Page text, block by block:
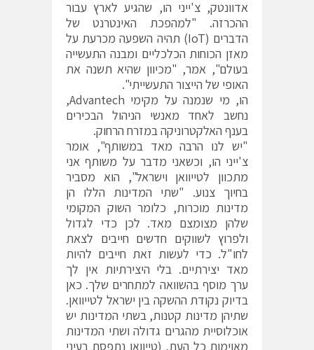
אדוונטק, צ'ייני הו, שהגיע לארץ עבור
ההכרזה. "למהפכת האינטרנט של
הדברים (IoT) תהיה השפעה מכרעת על
מאזן הכוחות הכלכליים ומבנה התעשייה
בעולם", אמר, "מכיוון שהיא תשנה את
האופי של הייצור התעשייתי".
הו, מי שנמנה על מקימי Advantech,
נחשב לאחד מאנשי הניהול הבכירים
בענף האלקטרוניקה במזרח הרחוק.
"יש לנו הרבה מאד במשותף", אומר
צ'ייני הו, וכשאני מדבר על משותף אני
מתכוון לטייוואן וישראל", הוא מסביר
בחיוך צנוע. "שתי המדינות הללו הן
מדינות מוכרות, כלומר השוק המקומי
שלהן מצומצם מאד. לכן כדי לגדול
ולפרוץ לשווקים חדשים חייבים לצאת
לחו"ל. כדי לעשות זאת חייבים להיות
מאד יצירתיים. בלי היצירתיות אין לך
ערך מוסף בהשוואה למתחרים שלך. כאן
בדיוק נקודת ההשקה בין ישראל לטייוואן.
שתיהן מדינות קטנות, בשתי המדינות יש
אוכלוסיית מהגרים גדולה ושתי המדינות
מאוימות כל העת, (טייוואן נתפסת בעיני